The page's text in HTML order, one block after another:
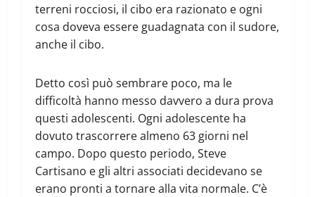
terreni rocciosi, il cibo era razionato e ogni
cosa doveva essere guadagnata con il sudore,
anche il cibo.
Detto così può sembrare poco, ma le
difficoltà hanno messo davvero a dura prova
questi adolescenti. Ogni adolescente ha
dovuto trascorrere almeno 63 giorni nel
campo. Dopo questo periodo, Steve
Cartisano e gli altri associati decidevano se
erano pronti a tornare alla vita normale. C’è